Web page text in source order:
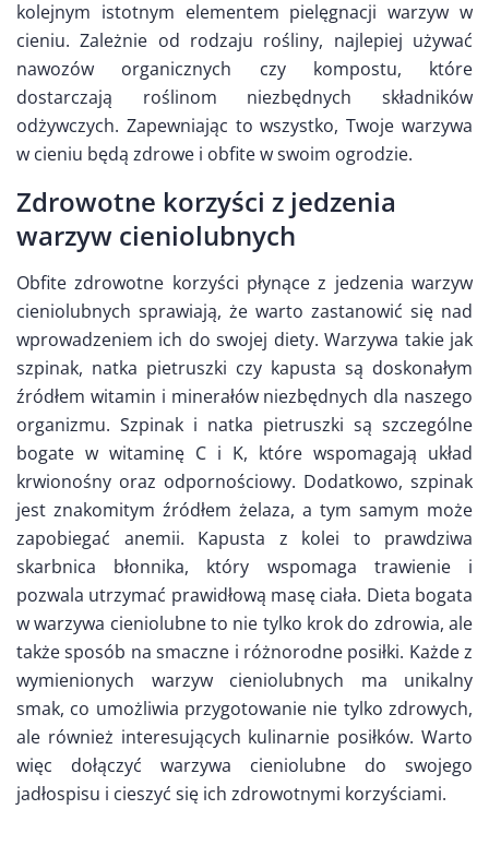
kolejnym istotnym elementem pielęgnacji warzyw w
cieniu. Zależnie od rodzaju rośliny, najlepiej używać
nawozów organicznych czy kompostu, które
dostarczają roślinom niezbędnych składników
odżywczych. Zapewniając to wszystko, Twoje warzywa
w cieniu będą zdrowe i obfite w swoim ogrodzie.
Zdrowotne korzyści z jedzenia
warzyw cieniolubnych
Obfite zdrowotne korzyści płynące z jedzenia warzyw
cieniolubnych sprawiają, że warto zastanowić się nad
wprowadzeniem ich do swojej diety. Warzywa takie jak
szpinak, natka pietruszki czy kapusta są doskonałym
źródłem witamin i minerałów niezbędnych dla naszego
organizmu. Szpinak i natka pietruszki są szczególne
bogate w witaminę C i K, które wspomagają układ
krwionośny oraz odpornościowy. Dodatkowo, szpinak
jest znakomitym źródłem żelaza, a tym samym może
zapobiegać anemii. Kapusta z kolei to prawdziwa
skarbnica błonnika, który wspomaga trawienie i
pozwala utrzymać prawidłową masę ciała. Dieta bogata
w warzywa cieniolubne to nie tylko krok do zdrowia, ale
także sposób na smaczne i różnorodne posiłki. Każde z
wymienionych warzyw cieniolubnych ma unikalny
smak, co umożliwia przygotowanie nie tylko zdrowych,
ale również interesujących kulinarnie posiłków. Warto
więc dołączyć warzywa cieniolubne do swojego
jadłospisu i cieszyć się ich zdrowotnymi korzyściami.